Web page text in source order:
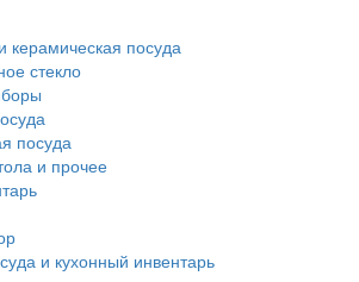
посуда
стекло
посуда
и прочее
и кухонный инвентарь